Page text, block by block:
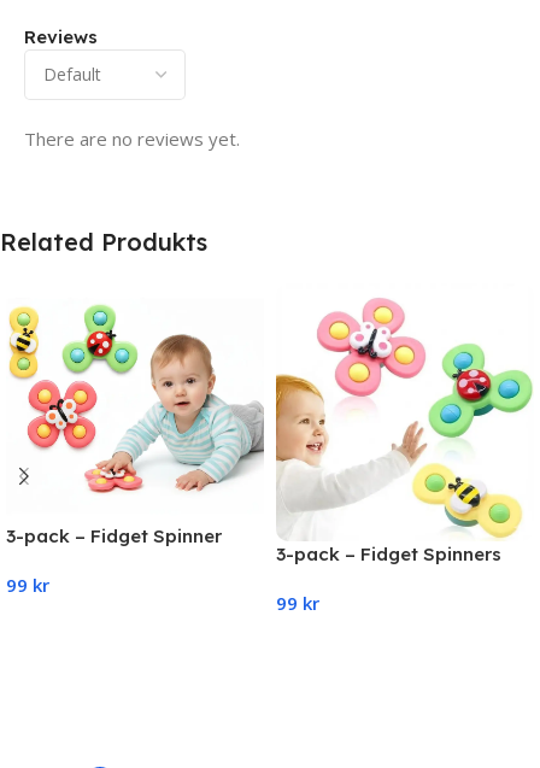
Reviews
There are no reviews yet.
Related Produkts
3-pack – Fidget Spinner
Snurrande leksak
99 kr
3-pack – Fidget Spinners
Snurrande leksak
99 kr